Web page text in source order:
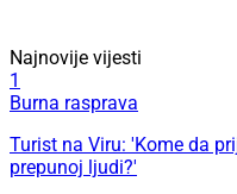
Najnovije vijesti
1
Burna rasprava
Turist na Viru: 'Kome da
prepunoj ljudi?'